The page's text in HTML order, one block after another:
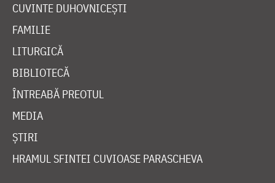
CUVINTE DUHOVNICEȘTI
FAMILIE
LITURGICĂ
BIBLIOTECĂ
ÎNTREABĂ PREOTUL
MEDIA
ȘTIRI
HRAMUL SFINTEI CUVIOASE PARASCHEVA